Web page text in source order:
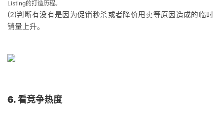
Listing的打造历程。
(2)判断有没有是因为促销秒杀或者降价甩卖等原因造成的临时
销量上升。
6. 看竞争热度